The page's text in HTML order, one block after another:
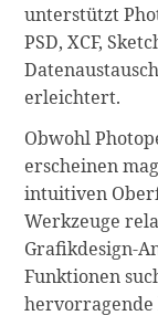
unterstützt
PSD, XCF,
erleichtert.
Obwohl
erscheinen
intuitiven
Werkzeuge
Grafikdesign-
Funktionen
hervorragende